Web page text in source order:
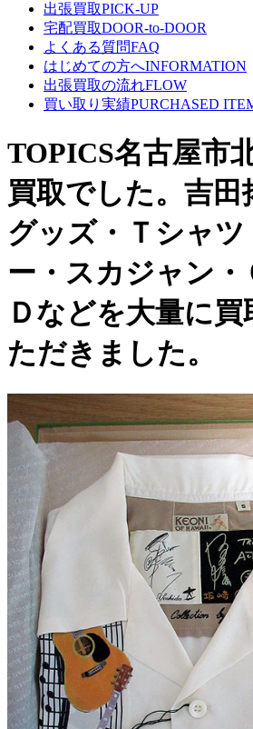
出張買取PICK-UP
宅配買取DOOR-to-DOOR
よくある質問FAQ
はじめての方へINFORMATION
出張買取の流れFLOW
買い取り実績PURCHASED
TOPICS名古屋市
買取でした。吉田
グッズ・Ｔシャツ
ー・スカジャン・
Ｄなどを大量に
ただきました。